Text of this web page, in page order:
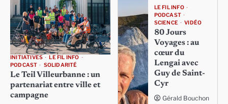
INITIATIVES
LE FIL INFO
PODCAST
SOLIDARITÉ
Le Teil Villeurbanne : un
partenariat entre ville et
campagne
LE FIL INFO
PODCAST
SCIENCE
VIDÉO
80 Jours
Voyages : au
cœur du
Lengai avec
Guy de Saint-
Cyr
Gérald Bouchon